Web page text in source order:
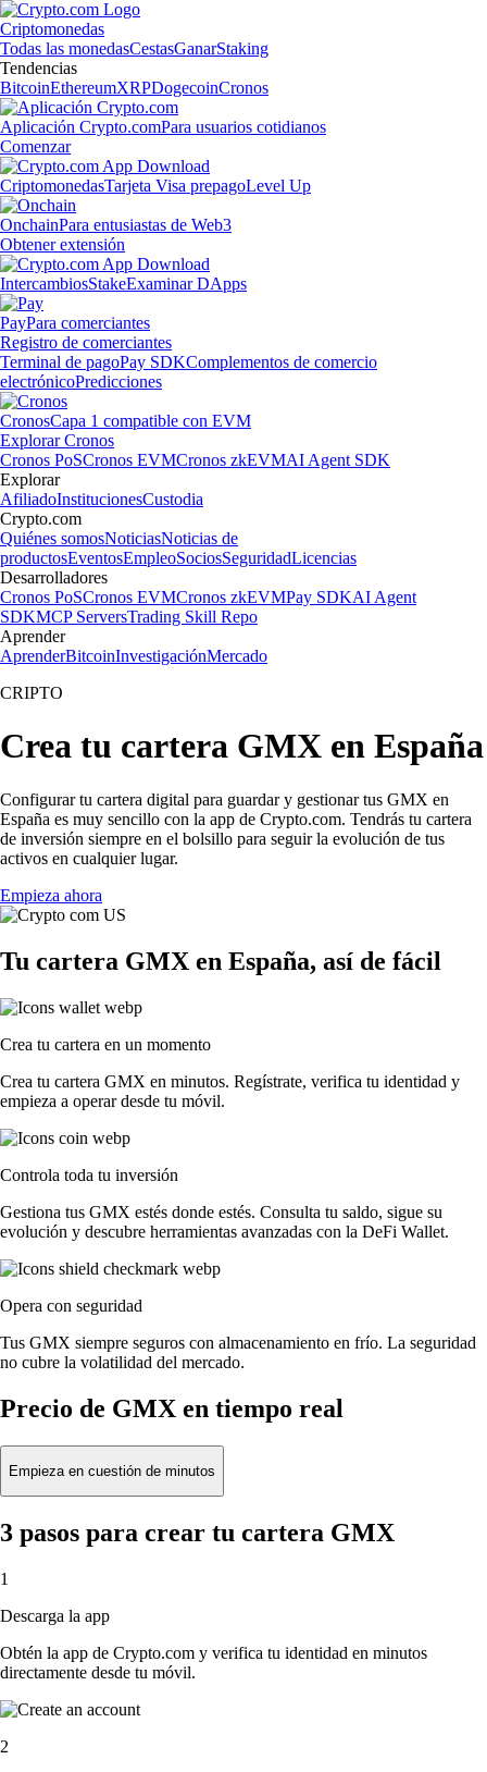
Criptomonedas
Todas las monedasCestasGanarStaking
Tendencias
BitcoinEthereumXRPDogecoinCronos
Aplicación Crypto.comPara usuarios cotidianos
Comenzar
CriptomonedasTarjeta Visa prepagoLevel Up
OnchainPara entusiastas de Web3
Obtener extensión
IntercambiosStakeExaminar DApps
PayPara comerciantes
Registro de comerciantes
Terminal de pagoPay SDKComplementos de comercio
electrónicoPredicciones
CronosCapa 1 compatible con EVM
Explorar Cronos
Cronos PoSCronos EVMCronos zkEVMAI Agent SDK
Explorar
AfiliadoInstitucionesCustodia
Crypto.com
Quiénes somosNoticiasNoticias de
productosEventosEmpleoSociosSeguridadLicencias
Desarrolladores
Cronos PoSCronos EVMCronos zkEVMPay SDKAI Agent
SDKMCP ServersTrading Skill Repo
Aprender
AprenderBitcoinInvestigaciónMercado
CRIPTO
Crea tu cartera GMX en España
Configurar tu cartera digital para guardar y gestionar tus GMX en
España es muy sencillo con la app de Crypto.com. Tendrás tu cartera
de inversión siempre en el bolsillo para seguir la evolución de tus
activos en cualquier lugar.
Empieza ahora
Tu cartera GMX en España, así de fácil
Crea tu cartera en un momento
Crea tu cartera GMX en minutos. Regístrate, verifica tu identidad y
empieza a operar desde tu móvil.
Controla toda tu inversión
Gestiona tus GMX estés donde estés. Consulta tu saldo, sigue su
evolución y descubre herramientas avanzadas con la DeFi Wallet.
Opera con seguridad
Tus GMX siempre seguros con almacenamiento en frío. La seguridad
no cubre la volatilidad del mercado.
Precio de GMX en tiempo real
Empieza en cuestión de minutos
3 pasos para crear tu cartera GMX
1
Descarga la app
Obtén la app de Crypto.com y verifica tu identidad en minutos
directamente desde tu móvil.
2